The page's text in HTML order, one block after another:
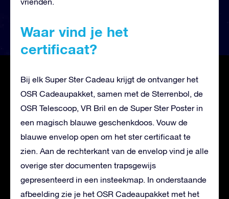
Waar vind je het
certificaat?
Bij elk Super Ster Cadeau krijgt de ontvanger het
OSR Cadeaupakket, samen met de Sterrenbol, de
OSR Telescoop, VR Bril en de Super Ster Poster in
een magisch blauwe geschenkdoos. Vouw de
blauwe envelop open om het ster certificaat te
zien. Aan de rechterkant van de envelop vind je alle
overige ster documenten trapsgewijs
gepresenteerd in een insteekmap. In onderstaande
afbeelding zie je het OSR Cadeaupakket met het